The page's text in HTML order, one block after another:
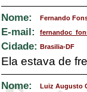
Nome: Fernando
E-mail:
Cidade: Brasilia-DF
Ela estava de
Nome: Luiz Augusto